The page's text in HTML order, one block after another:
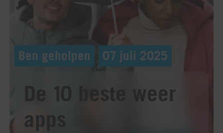
Ben geholpen 07 juli 2025
De 10 beste weer
apps